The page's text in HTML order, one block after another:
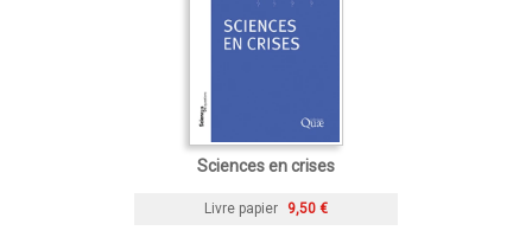
Sciences en crises
Livre papier 9,50 €